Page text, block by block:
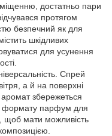
достатньо пари
протягом
безпечний як для
шкідливих
для усунення
Спрей
а й на поверхні
аромат збережеться
формату парфум для
щоб мати можливість